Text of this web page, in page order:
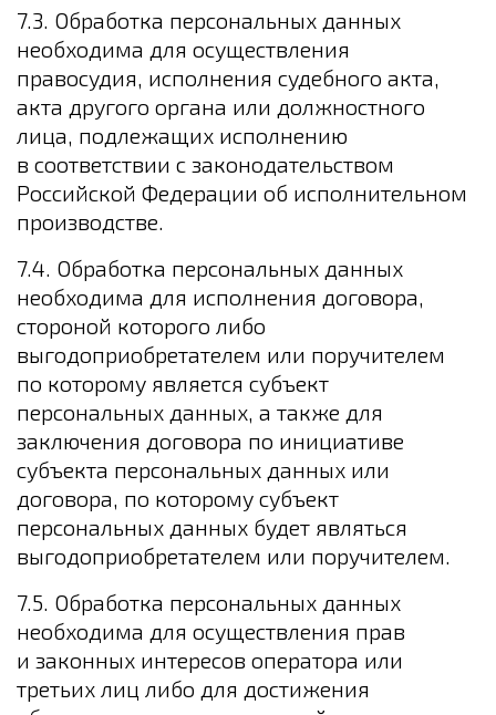
7.3. Обработка персональных данных
необходима для осуществления
правосудия, исполнения судебного акта,
акта другого органа или должностного
лица, подлежащих исполнению
в соответствии с законодательством
Российской Федерации об исполнительном
производстве.
7.4. Обработка персональных данных
необходима для исполнения договора,
стороной которого либо
выгодоприобретателем или поручителем
по которому является субъект
персональных данных, а также для
заключения договора по инициативе
субъекта персональных данных или
договора, по которому субъект
персональных данных будет являться
выгодоприобретателем или поручителем.
7.5. Обработка персональных данных
необходима для осуществления прав
и законных интересов оператора или
третьих лиц либо для достижения